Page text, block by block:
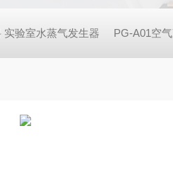
实验室水蒸气发生器 PG-A01空